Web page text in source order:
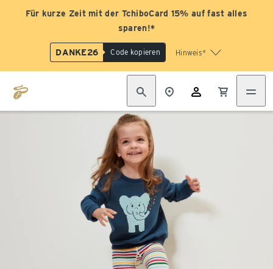
Für kurze Zeit mit der TchiboCard 15% auf fast alles
sparen!*
DANKE26 Code kopieren Hinweis*